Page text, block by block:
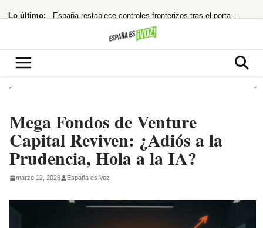
al Lo último: España restablece controles fronterizos tras el portazo de Italia
¿cuándo te costará un ojo de la cara?
Mega Fondos de Venture
Capital Reviven: ¿Adiós a la
Prudencia, Hola a la IA?
marzo 12, 2026 España es Voz